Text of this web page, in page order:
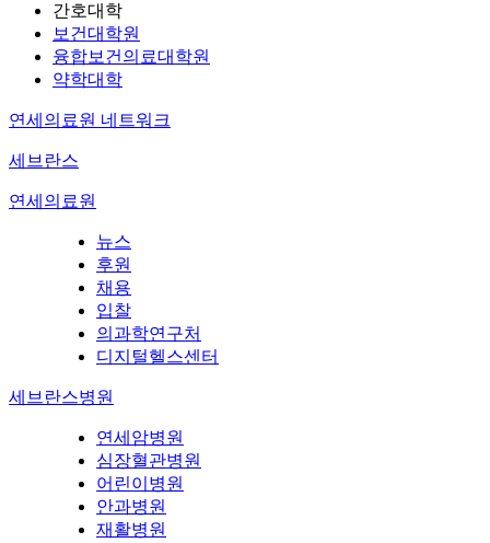
간호대학
보건대학원
융합보건의료대학원
약학대학
연세의료원 네트워크
세브란스
연세의료원
뉴스
후원
채용
입찰
의과학연구처
디지털헬스센터
세브란스병원
연세암병원
심장혈관병원
어린이병원
안과병원
재활병원